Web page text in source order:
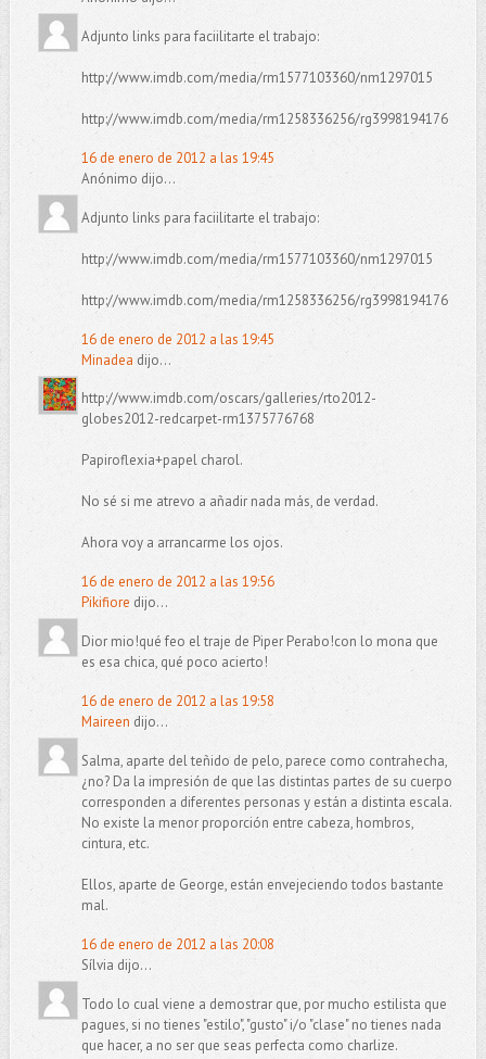
Adjunto links para faciilitarte el trabajo:
http://www.imdb.com/media/rm1577103360/nm1297015
http://www.imdb.com/media/rm1258336256/rg3998194176
16 de enero de 2012 a las 19:45
Anónimo dijo...
Adjunto links para faciilitarte el trabajo:
http://www.imdb.com/media/rm1577103360/nm1297015
http://www.imdb.com/media/rm1258336256/rg3998194176
16 de enero de 2012 a las 19:45
Minadea dijo...
http://www.imdb.com/oscars/galleries/rto2012-
globes2012-redcarpet-rm1375776768
Papiroflexia+papel charol.
No sé si me atrevo a añadir nada más, de verdad.
Ahora voy a arrancarme los ojos.
16 de enero de 2012 a las 19:56
Pikifiore dijo...
Dior mio!qué feo el traje de Piper Perabo!con lo mona que
es esa chica, qué poco acierto!
16 de enero de 2012 a las 19:58
Maireen dijo...
Salma, aparte del teñido de pelo, parece como contrahecha,
¿no? Da la impresión de que las distintas partes de su cuerpo
corresponden a diferentes personas y están a distinta escala.
No existe la menor proporción entre cabeza, hombros,
cintura, etc.
Ellos, aparte de George, están envejeciendo todos bastante
mal.
16 de enero de 2012 a las 20:08
Sílvia dijo...
Todo lo cual viene a demostrar que, por mucho estilista que
pagues, si no tienes "estilo", "gusto" i/o "clase" no tienes nada
que hacer, a no ser que seas perfecta como charlize.